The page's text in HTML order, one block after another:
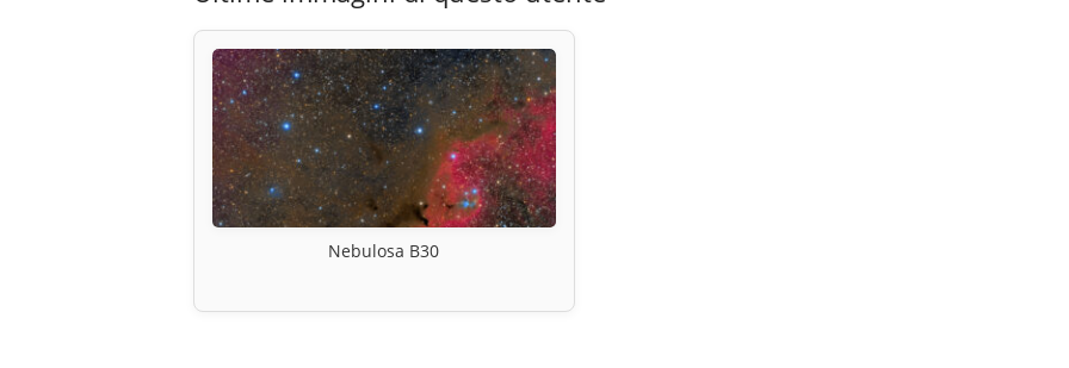
Nebulosa B30